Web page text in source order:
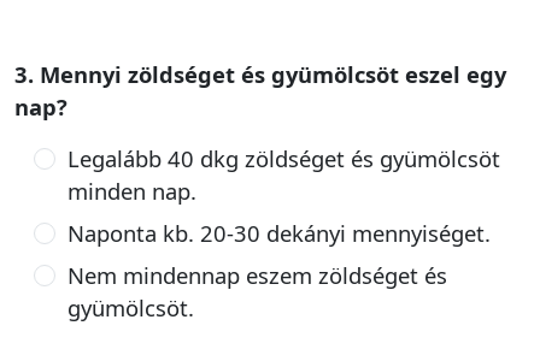
3. Mennyi zöldséget és gyümölcsöt eszel egy
nap?
Legalább 40 dkg zöldséget és gyümölcsöt
minden nap.
Naponta kb. 20-30 dekányi mennyiséget.
Nem mindennap eszem zöldséget és
gyümölcsöt.